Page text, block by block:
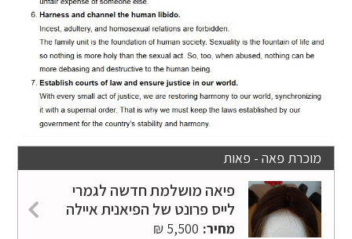
מוכרת פאה - פאות
פיאה מושלמת חדשה לגמרי
לייס פרונט של הפיאנית איילה
מחיר: 5,500 ₪